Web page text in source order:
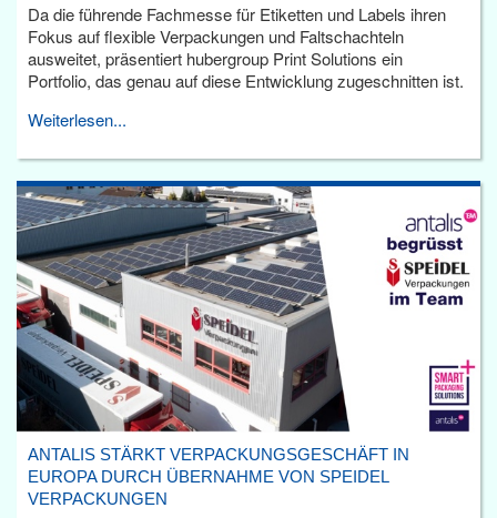
Da die führende Fachmesse für Etiketten und Labels ihren
Fokus auf flexible Verpackungen und Faltschachteln
ausweitet, präsentiert hubergroup Print Solutions ein
Portfolio, das genau auf diese Entwicklung zugeschnitten ist.
Weiterlesen...
ANTALIS STÄRKT VERPACKUNGSGESCHÄFT IN
EUROPA DURCH ÜBERNAHME VON SPEIDEL
VERPACKUNGEN